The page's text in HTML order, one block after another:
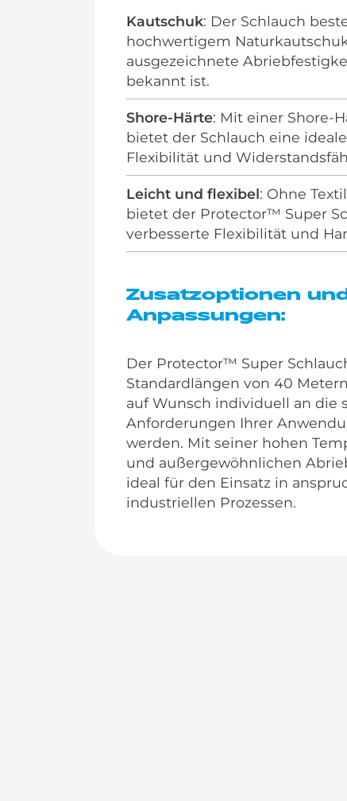
Kautschuk: Der Schlauch
hochwertigem
ausgezeichnete
bekannt ist.
Shore-Härte: Mit einer Shore-
bietet der Schlauch eine
Flexibilität und
Leicht und flexibel: Ohne
bietet der Protector™ Super
verbesserte Flexibilität und
Zusatzoptionen
Anpassungen:
Der Protector™ Super
Standardlängen von 40
auf Wunsch individuell an die
Anforderungen Ihrer
werden. Mit seiner hohen
und außergewöhnlichen
ideal für den Einsatz in
industriellen Prozessen.